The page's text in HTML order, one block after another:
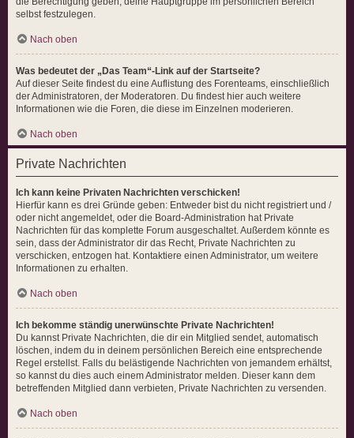
selbst festzulegen.
Nach oben
Was bedeutet der „Das Team“-Link auf der Startseite?
Auf dieser Seite findest du eine Auflistung des Forenteams, einschließlich
der Administratoren, der Moderatoren. Du findest hier auch weitere
Informationen wie die Foren, die diese im Einzelnen moderieren.
Nach oben
Private Nachrichten
Ich kann keine Privaten Nachrichten verschicken!
Hierfür kann es drei Gründe geben: Entweder bist du nicht registriert und /
oder nicht angemeldet, oder die Board-Administration hat Private
Nachrichten für das komplette Forum ausgeschaltet. Außerdem könnte es
sein, dass der Administrator dir das Recht, Private Nachrichten zu
verschicken, entzogen hat. Kontaktiere einen Administrator, um weitere
Informationen zu erhalten.
Nach oben
Ich bekomme ständig unerwünschte Private Nachrichten!
Du kannst Private Nachrichten, die dir ein Mitglied sendet, automatisch
löschen, indem du in deinem persönlichen Bereich eine entsprechende
Regel erstellst. Falls du belästigende Nachrichten von jemandem erhältst,
so kannst du dies auch einem Administrator melden. Dieser kann dem
betreffenden Mitglied dann verbieten, Private Nachrichten zu versenden.
Nach oben